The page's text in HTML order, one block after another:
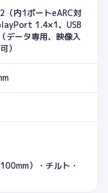
（内1ポートeARC対
1.4×1、USB
データ専用、映像入
）
）・チルト・